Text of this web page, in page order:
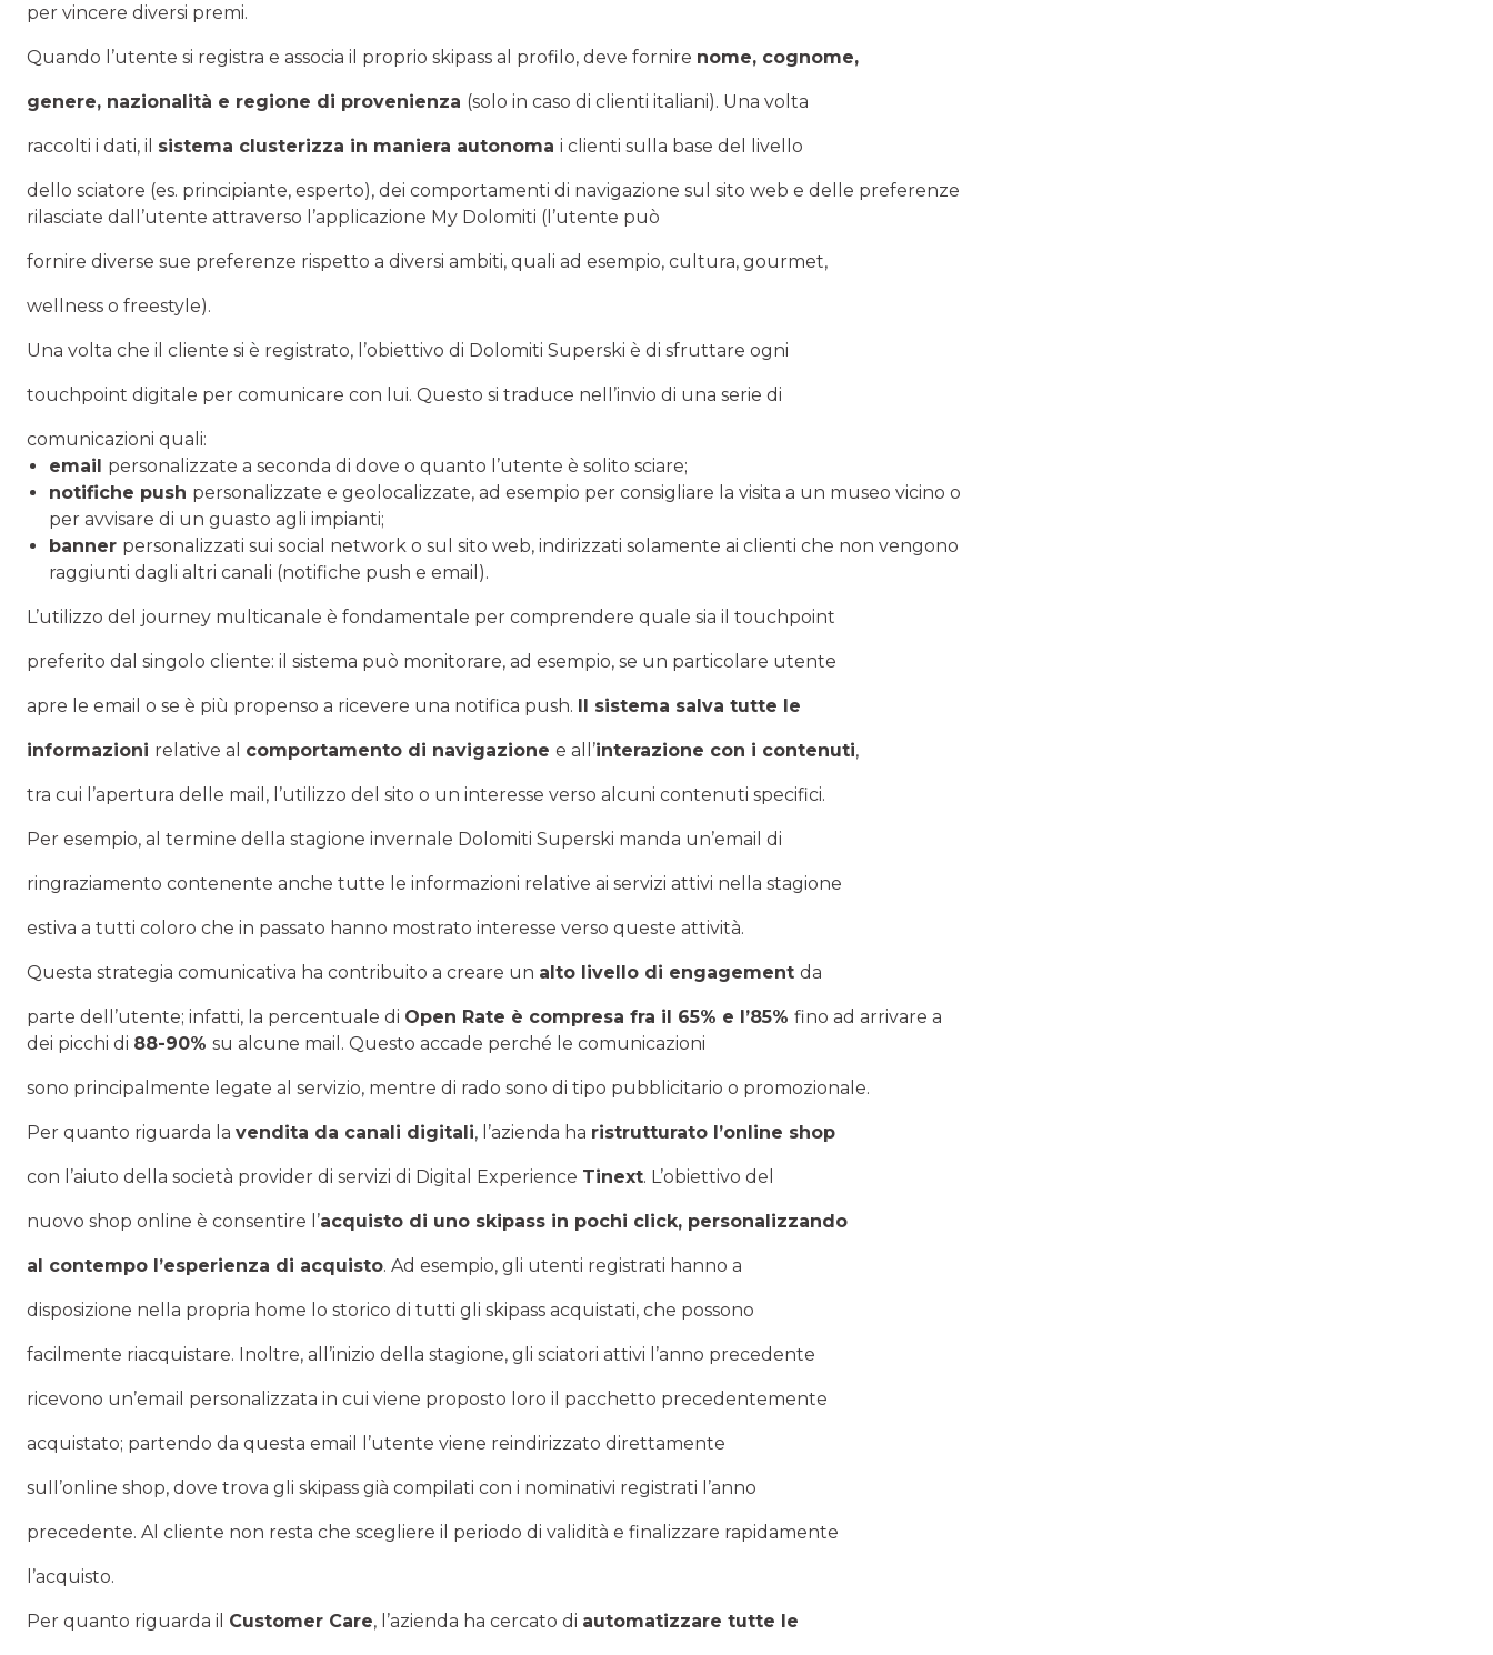
per vincere diversi premi.
Quando l’utente si registra e associa il proprio skipass al profilo, deve fornire nome, cognome,
genere, nazionalità e regione di provenienza (solo in caso di clienti italiani). Una volta
raccolti i dati, il sistema clusterizza in maniera autonoma i clienti sulla base del livello
dello sciatore (es. principiante, esperto), dei comportamenti di navigazione sul sito web e delle preferenze
rilasciate dall’utente attraverso l’applicazione My Dolomiti (l’utente può
fornire diverse sue preferenze rispetto a diversi ambiti, quali ad esempio, cultura, gourmet,
wellness o freestyle).
Una volta che il cliente si è registrato, l’obiettivo di Dolomiti Superski è di sfruttare ogni
touchpoint digitale per comunicare con lui. Questo si traduce nell’invio di una serie di
comunicazioni quali:
email personalizzate a seconda di dove o quanto l’utente è solito sciare;
notifiche push personalizzate e geolocalizzate, ad esempio per consigliare la visita a un museo vicino o
per avvisare di un guasto agli impianti;
banner personalizzati sui social network o sul sito web, indirizzati solamente ai clienti che non vengono
raggiunti dagli altri canali (notifiche push e email).
L’utilizzo del journey multicanale è fondamentale per comprendere quale sia il touchpoint
preferito dal singolo cliente: il sistema può monitorare, ad esempio, se un particolare utente
apre le email o se è più propenso a ricevere una notifica push. Il sistema salva tutte le
informazioni relative al comportamento di navigazione e all’interazione con i contenuti,
tra cui l’apertura delle mail, l’utilizzo del sito o un interesse verso alcuni contenuti specifici.
Per esempio, al termine della stagione invernale Dolomiti Superski manda un’email di
ringraziamento contenente anche tutte le informazioni relative ai servizi attivi nella stagione
estiva a tutti coloro che in passato hanno mostrato interesse verso queste attività.
Questa strategia comunicativa ha contribuito a creare un alto livello di engagement da
parte dell’utente; infatti, la percentuale di Open Rate è compresa fra il 65% e l’85% fino ad arrivare a
dei picchi di 88-90% su alcune mail. Questo accade perché le comunicazioni
sono principalmente legate al servizio, mentre di rado sono di tipo pubblicitario o promozionale.
Per quanto riguarda la vendita da canali digitali, l’azienda ha ristrutturato l’online shop
con l’aiuto della società provider di servizi di Digital Experience Tinext. L’obiettivo del
nuovo shop online è consentire l’acquisto di uno skipass in pochi click, personalizzando
al contempo l’esperienza di acquisto. Ad esempio, gli utenti registrati hanno a
disposizione nella propria home lo storico di tutti gli skipass acquistati, che possono
facilmente riacquistare. Inoltre, all’inizio della stagione, gli sciatori attivi l’anno precedente
ricevono un’email personalizzata in cui viene proposto loro il pacchetto precedentemente
acquistato; partendo da questa email l’utente viene reindirizzato direttamente
sull’online shop, dove trova gli skipass già compilati con i nominativi registrati l’anno
precedente. Al cliente non resta che scegliere il periodo di validità e finalizzare rapidamente
l’acquisto.
Per quanto riguarda il Customer Care, l’azienda ha cercato di automatizzare tutte le